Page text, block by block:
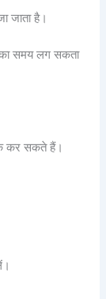
जाता है।
समय लग सकता
कर सकते हैं।